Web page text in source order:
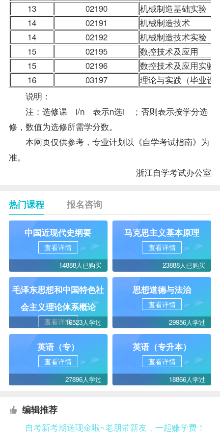
13 02190
机械制造基础实验
14
02191
机械制造技术
14
02192
机械制造技术实验
15
02195
数控技术及应用
15
02196
数控技术及应用实验
16
03197 理论与实践（毕业设
说明：
注：选修课 i/n 表示n选i ；否则表示按学分选
修，数值为选修所需学分数。
本网页仅供参考，专业计划以《自学考试指南》为
准。
浙江自学考试办公室
热门课程 报名咨询
中国近现代史纲要
查看详情
14888人已购买
马克思主义基本原理
查看详情
23888人已购买
毛泽东思想和中国特色社
会主义理论体系概论
查看详情16523人学过
思想道德与法治
查看详情
29956人学过
英语（专）
查看详情
27896人学过
英语（专升本）
查看详情
18866人学过
编辑推荐
自考新考期送现金啦~老朋带新友，一起赚学费！